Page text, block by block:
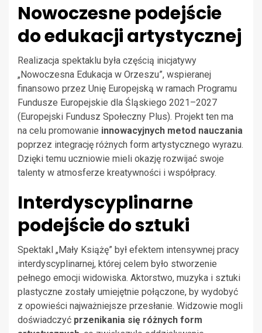
Nowoczesne podejście
do edukacji artystycznej
Realizacja spektaklu była częścią inicjatywy
„Nowoczesna Edukacja w Orzeszu”, wspieranej
finansowo przez Unię Europejską w ramach Programu
Fundusze Europejskie dla Śląskiego 2021–2027
(Europejski Fundusz Społeczny Plus). Projekt ten ma
na celu promowanie innowacyjnych metod nauczania
poprzez integrację różnych form artystycznego wyrazu.
Dzięki temu uczniowie mieli okazję rozwijać swoje
talenty w atmosferze kreatywności i współpracy.
Interdyscyplinarne
podejście do sztuki
Spektakl „Mały Książę” był efektem intensywnej pracy
interdyscyplinarnej, której celem było stworzenie
pełnego emocji widowiska. Aktorstwo, muzyka i sztuki
plastyczne zostały umiejętnie połączone, by wydobyć
z opowieści najważniejsze przesłanie. Widzowie mogli
doświadczyć przenikania się różnych form